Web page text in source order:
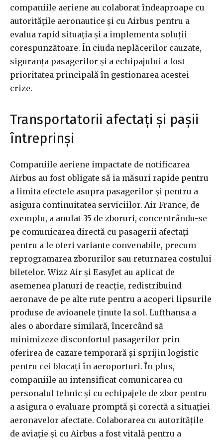
companiile aeriene au colaborat îndeaproape cu
autoritățile aeronautice și cu Airbus pentru a
evalua rapid situația și a implementa soluții
corespunzătoare. În ciuda neplăcerilor cauzate,
siguranța pasagerilor și a echipajului a fost
prioritatea principală în gestionarea acestei
crize.
Transportatorii afectați și pașii
întreprinși
Companiile aeriene impactate de notificarea
Airbus au fost obligate să ia măsuri rapide pentru
a limita efectele asupra pasagerilor și pentru a
asigura continuitatea serviciilor. Air France, de
exemplu, a anulat 35 de zboruri, concentrându-se
pe comunicarea directă cu pasagerii afectați
pentru a le oferi variante convenabile, precum
reprogramarea zborurilor sau returnarea costului
biletelor. Wizz Air și EasyJet au aplicat de
asemenea planuri de reacție, redistribuind
aeronave de pe alte rute pentru a acoperi lipsurile
produse de avioanele ținute la sol. Lufthansa a
ales o abordare similară, încercând să
minimizeze disconfortul pasagerilor prin
oferirea de cazare temporară și sprijin logistic
pentru cei blocați în aeroporturi. În plus,
companiile au intensificat comunicarea cu
personalul tehnic și cu echipajele de zbor pentru
a asigura o evaluare promptă și corectă a situației
aeronavelor afectate. Colaborarea cu autoritățile
de aviație și cu Airbus a fost vitală pentru a